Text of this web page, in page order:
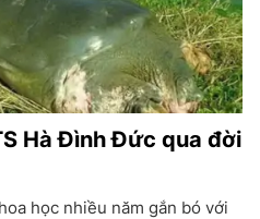
Hà Đình Đức qua đời
học nhiều năm gắn bó với